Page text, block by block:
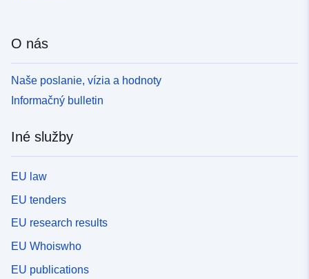
O nás
Naše poslanie, vízia a hodnoty
Informačný bulletin
Iné služby
EU law
EU tenders
EU research results
EU Whoiswho
EU publications